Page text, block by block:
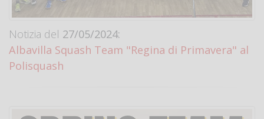
Notizia del 27/05/2024:
Albavilla Squash Team "Regina di Primavera" al
Polisquash